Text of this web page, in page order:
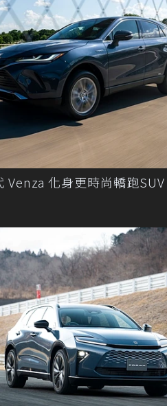
Venza 化身更時尚轎跑SUV